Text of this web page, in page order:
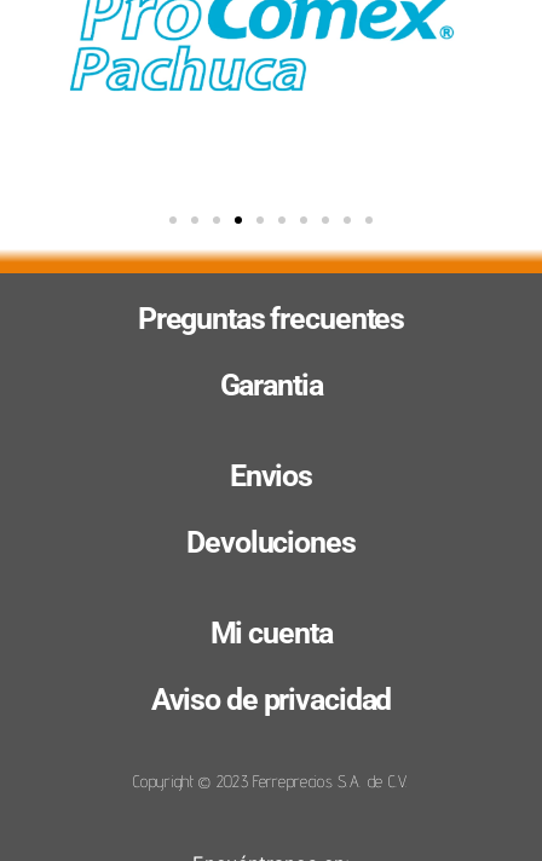
Preguntas frecuentes
Garantia
Envios
Devoluciones
Mi cuenta
Aviso de privacidad
Copyright © 2023 Ferreprecios S.A. de C.V.